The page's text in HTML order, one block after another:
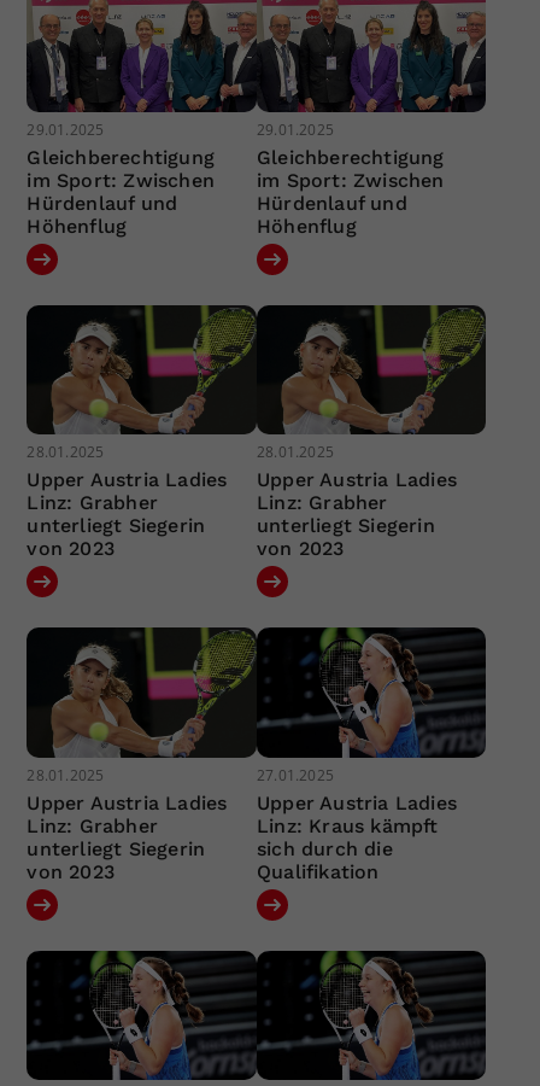
29.01.2025
Gleichberechtigung
im Sport: Zwischen
Hürdenlauf und
Höhenflug
29.01.2025
Gleichberechtigung
im Sport: Zwischen
Hürdenlauf und
Höhenflug
28.01.2025
Upper Austria Ladies
Linz: Grabher
unterliegt Siegerin
von 2023
28.01.2025
Upper Austria Ladies
Linz: Grabher
unterliegt Siegerin
von 2023
28.01.2025
Upper Austria Ladies
Linz: Grabher
unterliegt Siegerin
von 2023
27.01.2025
Upper Austria Ladies
Linz: Kraus kämpft
sich durch die
Qualifikation